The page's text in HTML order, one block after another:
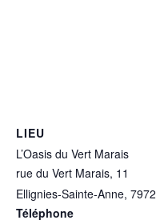
LIEU
L’Oasis du Vert Marais
rue du Vert Marais, 11
Ellignies-Sainte-Anne, 7972
Téléphone